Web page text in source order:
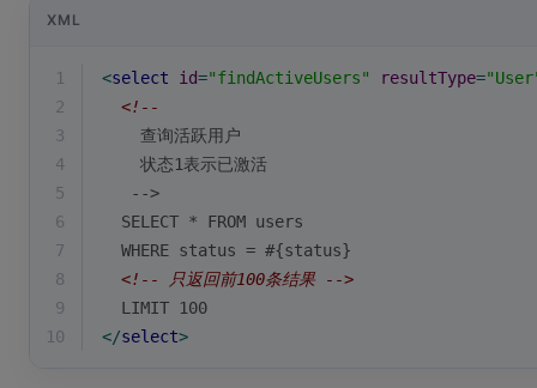
XML
1 <select id="findActiveUsers" resultType=
2
<!--
3
    查询活跃用户
4
    状态1表示已激活
5
   -->
6
  SELECT * FROM users
7
  WHERE status = #{status}
8
<!-- 只返回前100条结果 -->
9
  LIMIT 100
10
</select>